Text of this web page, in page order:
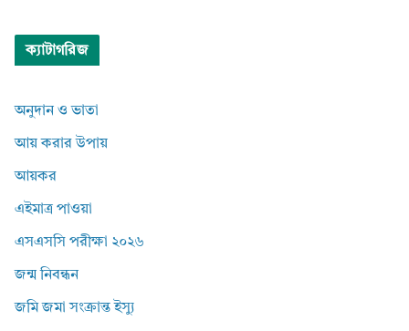
ক্যাটাগরিজ
অনুদান ও ভাতা
আয় করার উপায়
আয়কর
এইমাত্র পাওয়া
এসএসসি পরীক্ষা ২০২৬
জন্ম নিবন্ধন
জমি জমা সংক্রান্ত ইস্যু